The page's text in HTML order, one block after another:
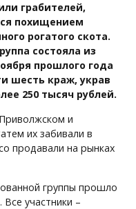
грабителей,
похищением
рогатого скота.
состояла из
прошлого года
шесть краж, украв
250 тысяч рублей.
и
их забивали в
продавали на рынках
группы прошло
участники –